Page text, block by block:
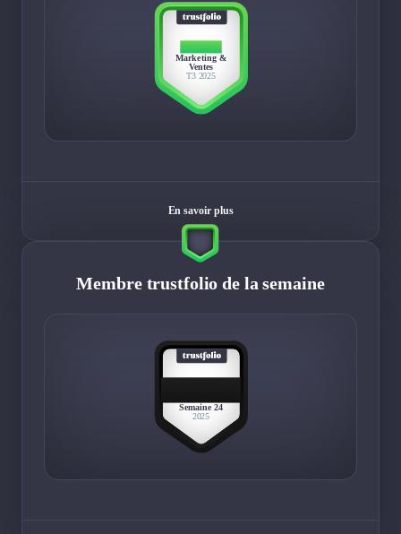
TOP 10
Marketing &
Ventes
T3 2025
En savoir plus
Membre trustfolio de la semaine
BEST
Semaine 24
2025